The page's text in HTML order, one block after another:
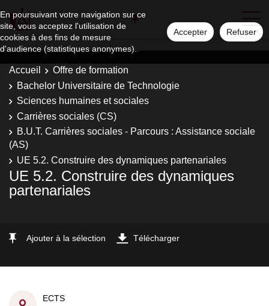
En poursuivant votre navigation sur ce
site, vous acceptez l'utilisation de
cookies à des fins de mesure
d'audience (statistiques anonymes).
Accepter Refuser
Accueil
Offre de formation
Bachelor Universitaire de Technologie
Sciences humaines et sociales
Carrières sociales (CS)
B.U.T. Carrières sociales - Parcours : Assistance sociale
(AS)
UE 5.2. Construire des dynamiques partenariales
UE 5.2. Construire des dynamiques
partenariales
Ajouter à la sélection Télécharger
ECTS